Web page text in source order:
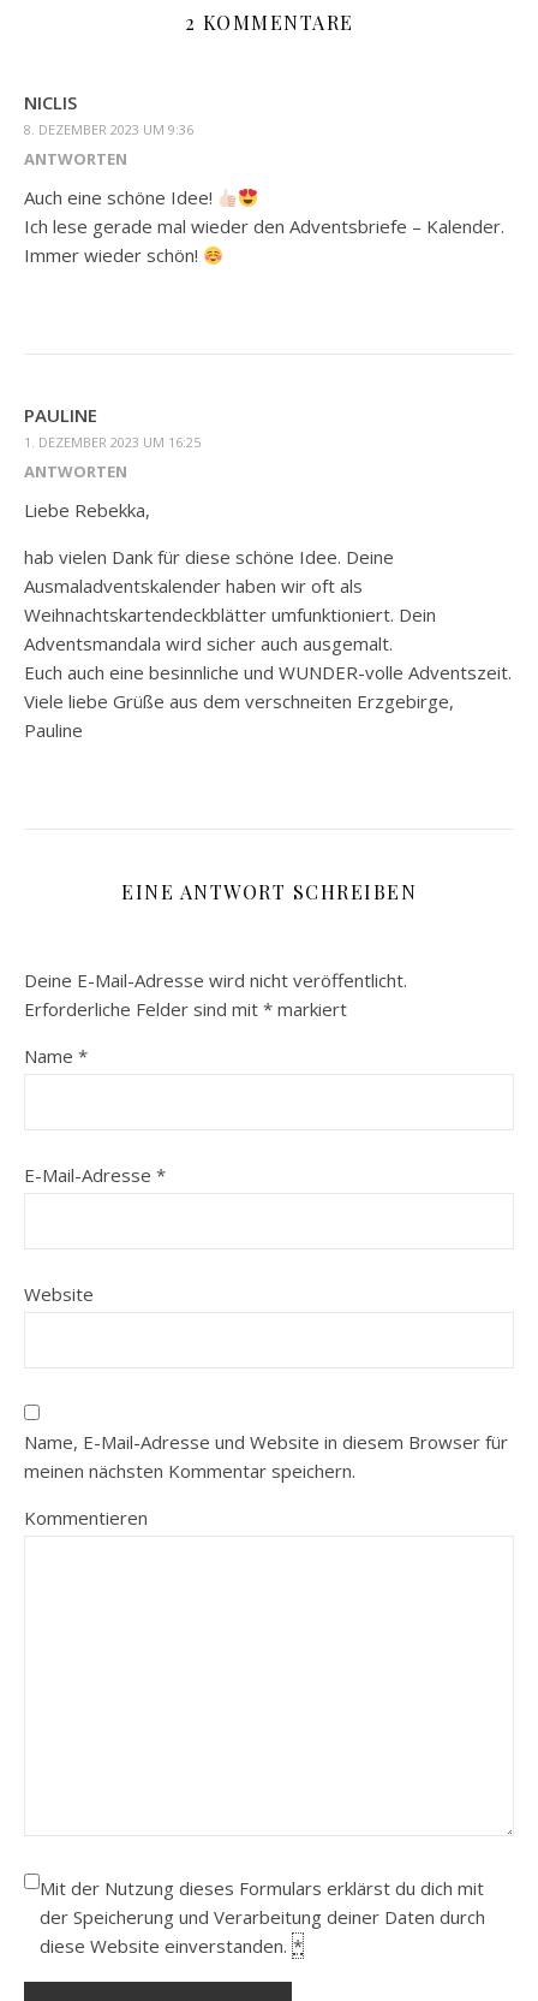
2 KOMMENTARE
NICLIS
8. DEZEMBER 2023 UM 9:36
ANTWORTEN
Auch eine schöne Idee!
Ich lese gerade mal wieder den Adventsbriefe – Kalender.
Immer wieder schön!
PAULINE
1. DEZEMBER 2023 UM 16:25
ANTWORTEN
Liebe Rebekka,
hab vielen Dank für diese schöne Idee. Deine
Ausmaladventskalender haben wir oft als
Weihnachtskartendeckblätter umfunktioniert. Dein
Adventsmandala wird sicher auch ausgemalt.
Euch auch eine besinnliche und WUNDER-volle Adventszeit.
Viele liebe Grüße aus dem verschneiten Erzgebirge,
Pauline
EINE ANTWORT SCHREIBEN
Deine E-Mail-Adresse wird nicht veröffentlicht.
Erforderliche Felder sind mit * markiert
Name *
E-Mail-Adresse *
Website
Name, E-Mail-Adresse und Website in diesem Browser für
meinen nächsten Kommentar speichern.
Kommentieren
Mit der Nutzung dieses Formulars erklärst du dich mit
der Speicherung und Verarbeitung deiner Daten durch
diese Website einverstanden. *